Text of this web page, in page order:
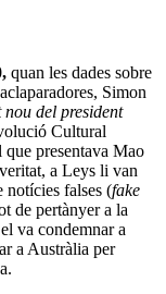
quan les dades sobre
Simon
nou del president
Cultural
que presentava Mao
a Leys li van
notícies falses (fake
de pertànyer a la
va condemnar a
a Austràlia per